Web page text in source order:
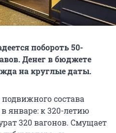
побороть 50-
Денег в бюджете
на круглые даты.
состава
январе: к 320-летию
320 вагонов. Смущает